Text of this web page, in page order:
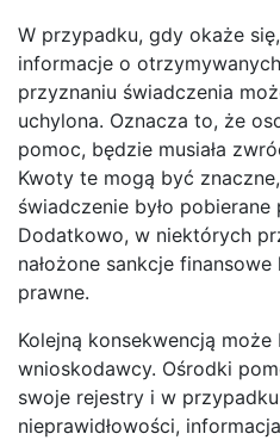
W przypadku, gdy okaże
informacje o
przyznaniu świadczenia
uchylona. Oznacza to, że
pomoc, będzie musiała
Kwoty te mogą być
świadczenie było pobierane
Dodatkowo, w niektórych
nałożone sankcje
prawne.
Kolejną konsekwencją
wnioskodawcy. Ośrodki
swoje rejestry i w
nieprawidłowości,